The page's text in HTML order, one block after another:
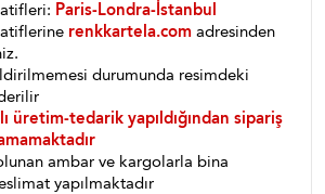
Paris-Londra-İstanbul
renkkartela.com adresinden
durumunda resimdeki
üretim-tedarik yapıldığından sipariş
ambar ve kargolarla bina
yapılmaktadır